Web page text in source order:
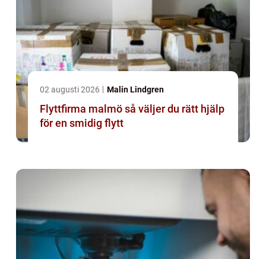
02 augusti 2026 Malin Lindgren
Flyttfirma malmö så väljer du rätt hjälp
för en smidig flytt